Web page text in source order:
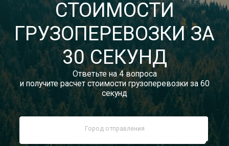
8 (800) 533-86-05
Звонок по России бесплатный
autotransport24@yandex.ru
Заказать звонок
Отзывы
Статьи
Новости
Документы
Контакты
СТОИМОСТИ
ГРУЗОПЕРЕВОЗКИ ЗА
30 СЕКУНД
Ответьте на 4 вопроса
и получите расчет стоимости грузоперевозки за 60
секунд